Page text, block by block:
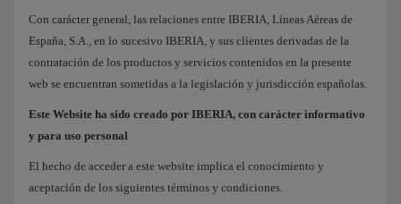
Con carácter general, las relaciones entre IBERIA, Líneas Aéreas de
España, S.A., en lo sucesivo IBERIA, y sus clientes derivadas de la
contratación de los productos y servicios contenidos en la presente
web se encuentran sometidas a la legislación y jurisdicción españolas.
Este Website ha sido creado por IBERIA, con carácter informativo
y para uso personal
El hecho de acceder a este website implica el conocimiento y
aceptación de los siguientes términos y condiciones.